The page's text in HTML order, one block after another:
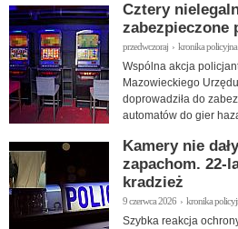
Cztery
zabezpieczone
przedwczoraj › kronika policyjna
Wspólna akcja
Mazowieckiego
doprowadziła do
automatów do gier
Kamery nie
zapachom. 22-
kradzież
9 czerwca 2026 › kronika
Szybka reakcja